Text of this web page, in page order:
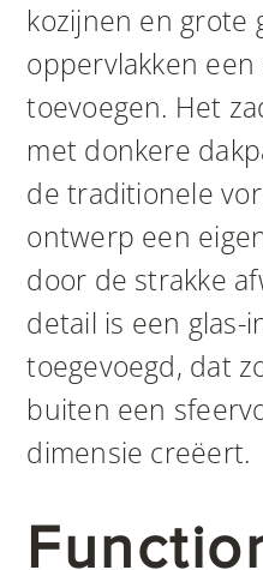
kozijnen en grote
oppervlakken
toevoegen. Het
met donkere
de traditionele
ontwerp een
door de strakke
detail is een glas-
toegevoegd, dat
buiten een
dimensie creëert.